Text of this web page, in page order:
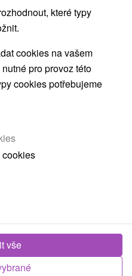
od
Wellness
& Fast Pass
hotel Jasná
lístky na lanovky
které typy
cookies na vašem
pro provoz této
cookies potřebujeme
vše